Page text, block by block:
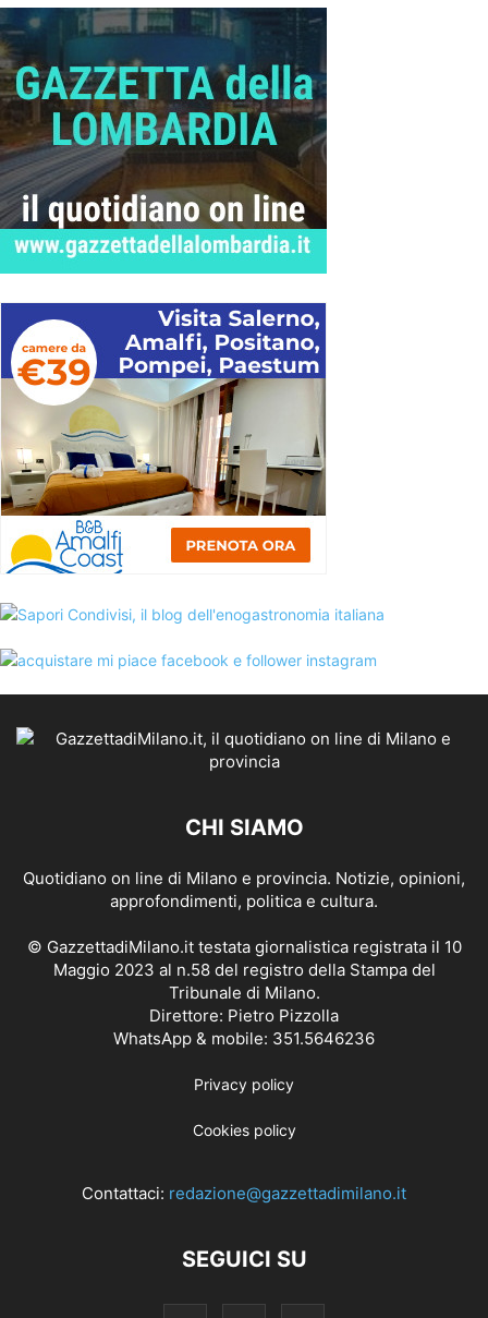
CHI SIAMO
Quotidiano on line di Milano e provincia. Notizie, opinioni,
approfondimenti, politica e cultura.
© GazzettadiMilano.it testata giornalistica registrata il 10
Maggio 2023 al n.58 del registro della Stampa del
Tribunale di Milano.
Direttore: Pietro Pizzolla
WhatsApp & mobile: 351.5646236
Privacy policy
Cookies policy
Contattaci: redazione@gazzettadimilano.it
SEGUICI SU